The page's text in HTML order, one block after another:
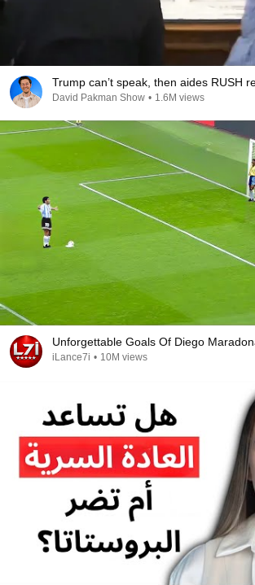
Trump can’t speak, then aides RUSH
David Pakman Show • 1.6M views
Unforgettable Goals Of Diego
iLance7i • 10M views